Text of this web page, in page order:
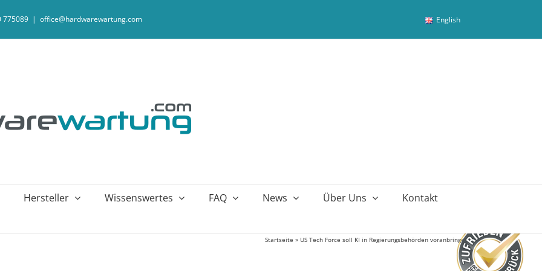
775089 | office@hardwarewartung.com English
Hersteller Wissenswertes FAQ News Über Uns Kontakt
Startseite » US Tech Force soll KI in Regierungsbehörden voranbringen